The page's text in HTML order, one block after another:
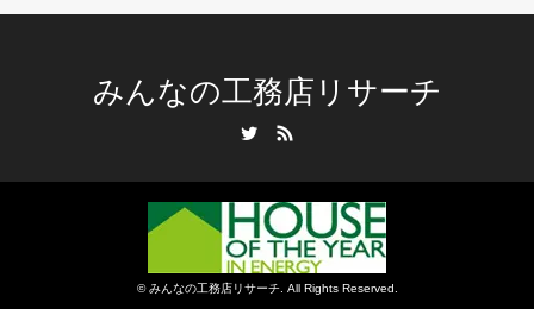
みんなの工務店リサーチ
©みんなの工務店リサーチ. All Rights Reserved.